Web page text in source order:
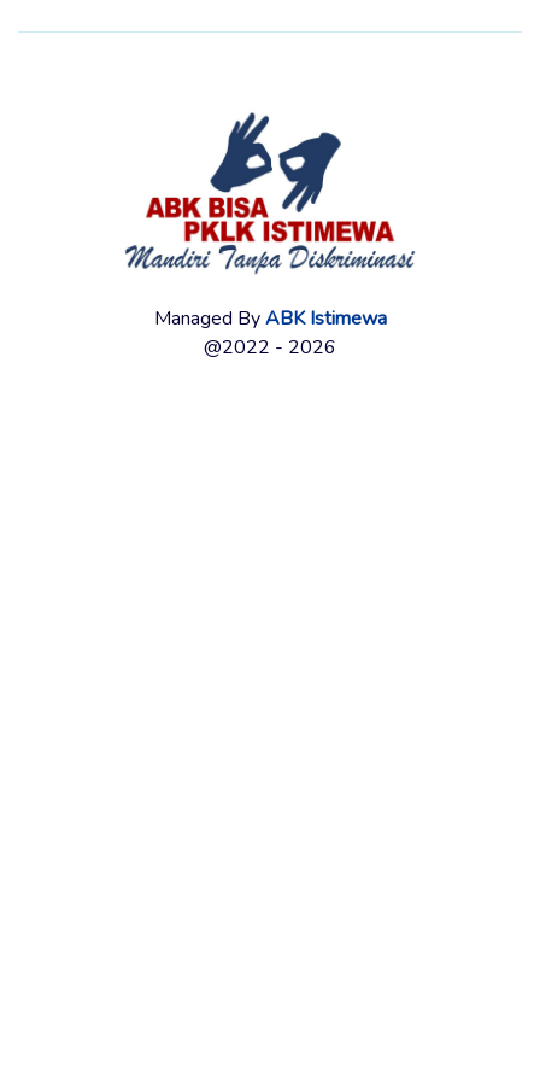
Managed ByABK Istimewa
@2022 - 2026